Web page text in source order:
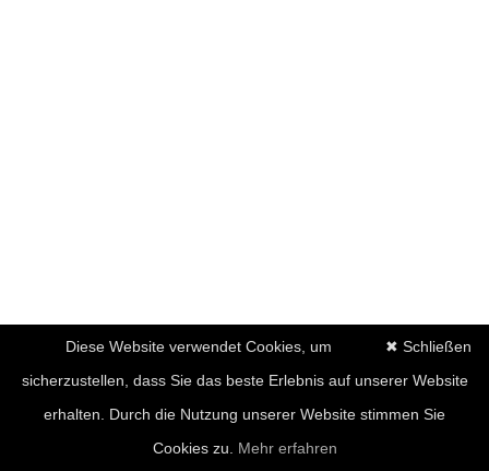
✖ Schließen
Diese Website verwendet Cookies, um
sicherzustellen, dass Sie das beste Erlebnis auf unserer Website
erhalten. Durch die Nutzung unserer Website stimmen Sie
Cookies zu. Mehr erfahren